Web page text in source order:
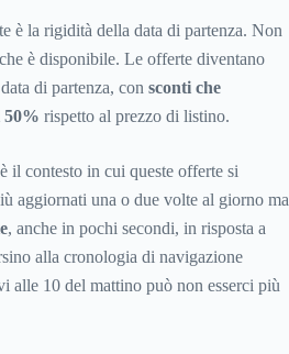
è la rigidità della data di partenza. Non
è disponibile. Le offerte diventano
di partenza, con sconti che
50% rispetto al prezzo di listino.
il contesto in cui queste offerte si
aggiornati una o due volte al giorno ma
, anche in pochi secondi, in risposta a
alla cronologia di navigazione
alle 10 del mattino può non esserci più